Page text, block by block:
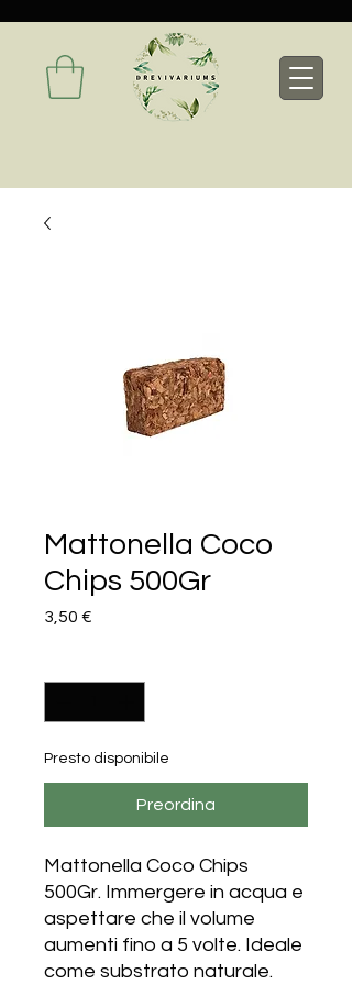
Mattonella Coco
Chips 500Gr
3,50 €
Presto disponibile
Preordina
Mattonella Coco Chips
500Gr. Immergere in acqua e
aspettare che il volume
aumenti fino a 5 volte. Ideale
come substrato naturale.